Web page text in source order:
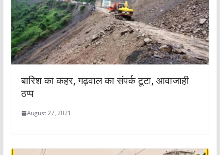
बारिश का कहर, गढ़वाल का संपर्क टूटा, आवाजाही
ठप्प
August 27, 2021